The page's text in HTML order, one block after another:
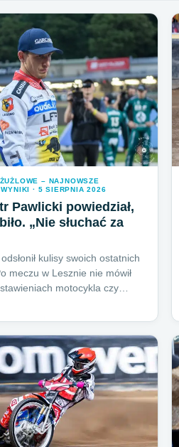
– NAJNOWSZE
· 5 SIERPNIA 2026
Pawlicki powiedział,
„Nie słuchać za
kulisy swoich ostatnich
meczu w Lesznie nie mówił
motocykla czy…